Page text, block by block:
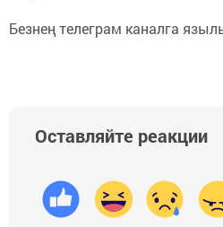
Безнең телеграм каналга
Оставляйте реакции